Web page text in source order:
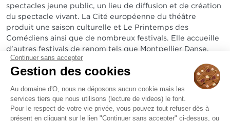
Continuer sans accepter
Gestion des cookies
Au domaine d'O, nous ne déposons aucun cookie mais les
services tiers que nous utilisons (lecture de videos) le font.
Pour le respect de votre vie privée, vous pouvez tout refuser dès à
présent en cliquant sur le lien "Continuer sans accepter" ci-dessus, ou
spectacles jeune public, un lieu de diffusion et de création
du spectacle vivant. La Cité européenne du théâtre
produit une saison culturelle et Le Printemps des
Comédiens ainsi que de nombreux festivals. Elle accueille
d’autres festivals de renom tels que Montpellier Danse,
Radio France Montpellier Occitanie, Arabesques...
Sur un site exceptionnel, elle abrite un amphithéâtre de
1800 places, le théâtre Jean-Claude Carrière de 600 à
1200 places, un bistrot et une pinède de 3 hectares.